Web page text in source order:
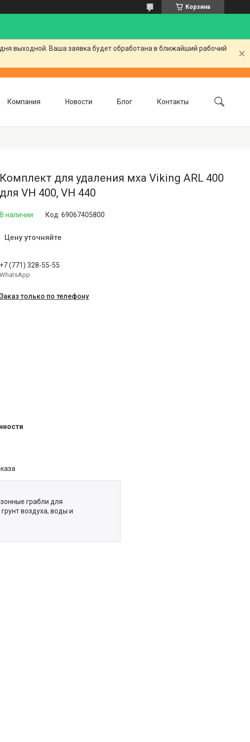
Корзина
выходной. Ваша заявка будет обработана в ближайший рабочий
Компания Новости Блог Контакты
Комплект для удаления мха Viking ARL 400
для VH 400, VH 440
В наличии Код: 69067405800
Цену уточняйте
+7 (771) 328-55-55
WhatsApp
Заказ только по телефону
грабли для
воздуха, воды и